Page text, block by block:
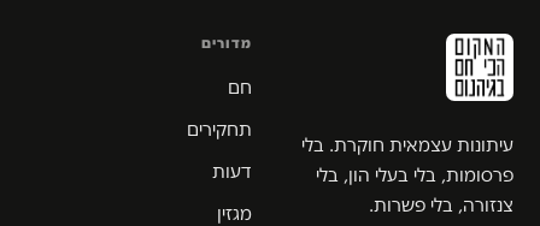
עיתונות עצמאית חוקרת. בלי
פרסומות, בלי בעלי הון, בלי
צנזורה, בלי פשרות.
מדורים
חם
תחקירים
דעות
מגזין